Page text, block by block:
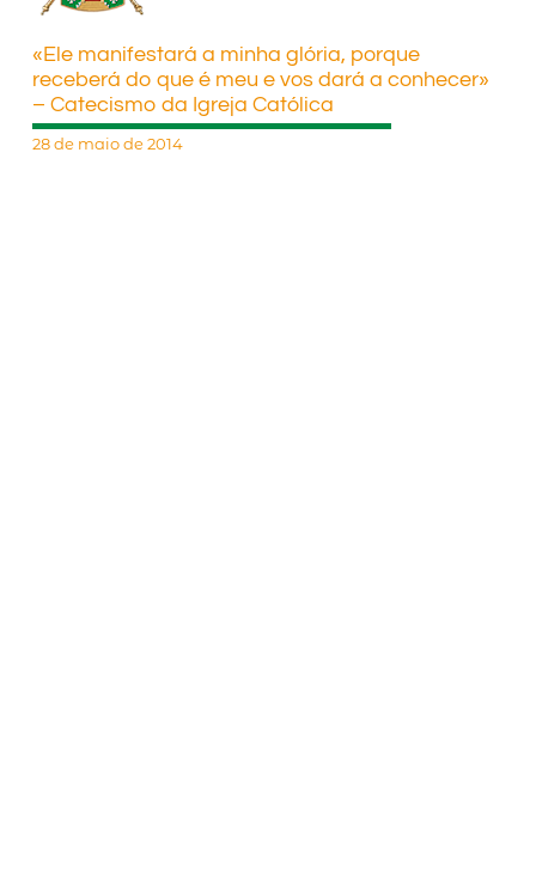
«Ele manifestará a minha glória, porque
receberá do que é meu e vos dará a conhecer»
– Catecismo da Igreja Católica
28 de maio de 2014